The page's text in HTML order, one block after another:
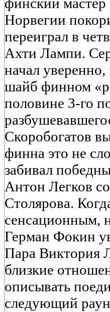
финский
Норвегии
переиграл в
Ахти Лампи.
начал
шайб финном
половине 3-го
Скоробогатов
финна это не
забивал
Антон Легков
Столярова.
сенсационным,
Герман Фокин
Пара Виктория
близкие
описывать
следующий